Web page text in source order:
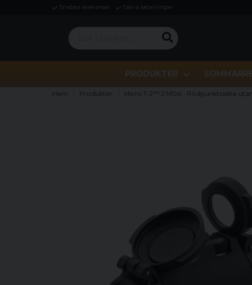
Snabba leveranser Säkra betalningar
Sök i butiken ...
PRODUKTER
Hem Produkter Micro T-2™ 2 MOA - Rödpunktssikte